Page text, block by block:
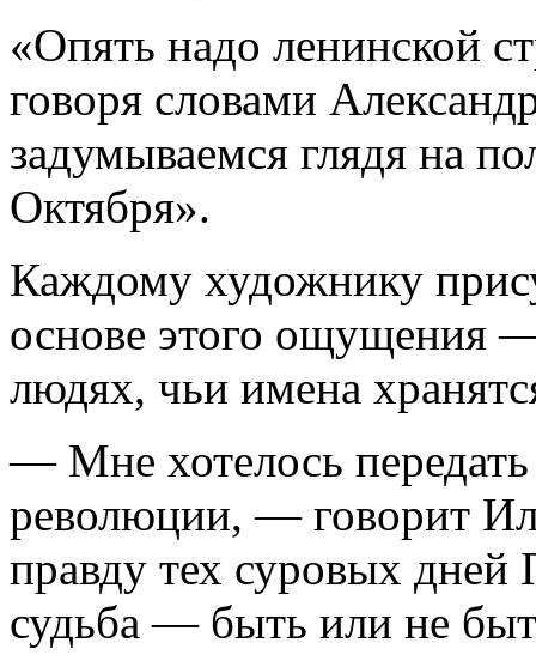
«Опять надо ленинской
говоря словами
задумываемся глядя на
Октября».
Каждому художнику
основе этого ощущения
людях, чьи имена
— Мне хотелось
революции, — говорит
правду тех суровых дней
судьба — быть или не